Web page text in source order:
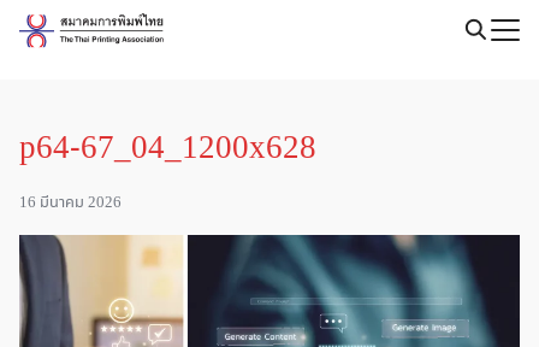
Skip
p64-67_04_1200x628
16 มีนาคม 2026